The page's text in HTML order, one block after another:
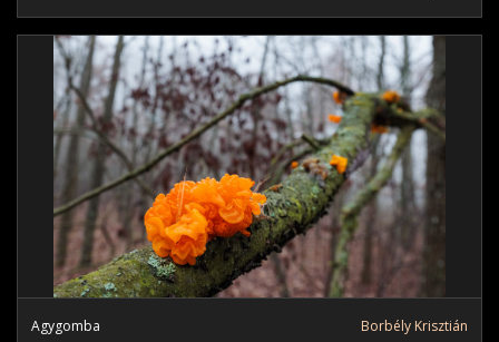
Agygomba
Borbély Krisztián